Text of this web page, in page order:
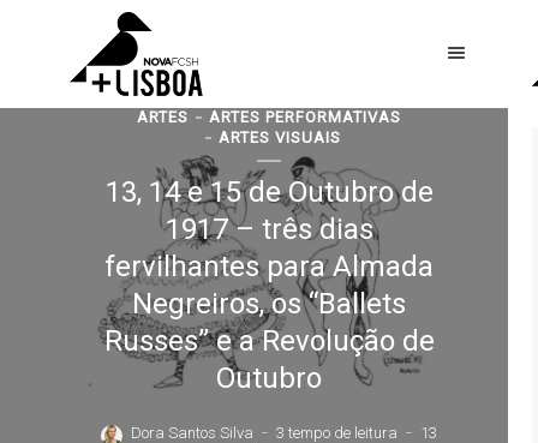
ARTES
ARTES PERFORMATIVAS
ARTES VISUAIS
13, 14 e 15 de Outubro de
1917 – três dias
fervilhantes para Almada
Negreiros, os “Ballets
Russes” e a Revolução de
Outubro
Dora Santos Silva 3 tempo de leitura
13